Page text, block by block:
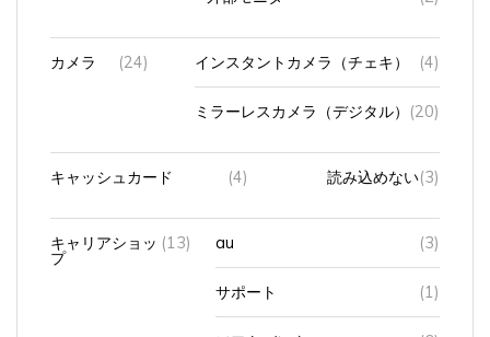
カメラ (24) インスタントカメラ（チェキ） (4)
ミラーレスカメラ（デジタル） (20)
キャッシュカード (4) 読み込めない (3)
キャリアショッ
プ
(13) au (3)
サポート (1)